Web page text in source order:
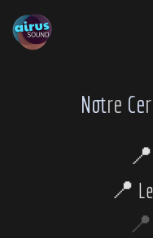
Notre Ce
📍
📍 Le
📍